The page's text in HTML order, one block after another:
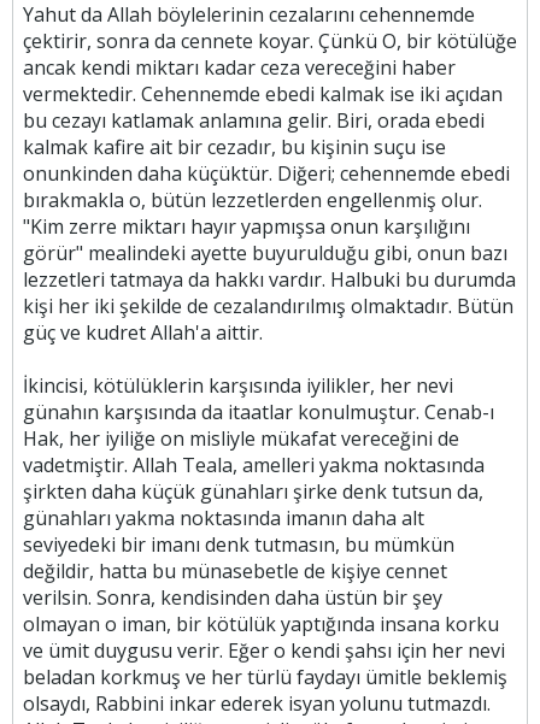
Yahut da Allah böylelerinin cezalarını cehennemde
çektirir, sonra da cennete koyar. Çünkü O, bir kötülüğe
ancak kendi miktarı kadar ceza vereceğini haber
vermektedir. Cehennemde ebedi kalmak ise iki açıdan
bu cezayı katlamak anlamına gelir. Biri, orada ebedi
kalmak kafire ait bir cezadır, bu kişinin suçu ise
onunkinden daha küçüktür. Diğeri; cehennemde ebedi
bırakmakla o, bütün lezzetlerden engellenmiş olur.
"Kim zerre miktarı hayır yapmışsa onun karşılığını
görür" mealindeki ayette buyurulduğu gibi, onun bazı
lezzetleri tatmaya da hakkı vardır. Halbuki bu durumda
kişi her iki şekilde de cezalandırılmış olmaktadır. Bütün
güç ve kudret Allah'a aittir.
İkincisi, kötülüklerin karşısında iyilikler, her nevi
günahın karşısında da itaatlar konulmuştur. Cenab-ı
Hak, her iyiliğe on misliyle mükafat vereceğini de
vadetmiştir. Allah Teala, amelleri yakma noktasında
şirkten daha küçük günahları şirke denk tutsun da,
günahları yakma noktasında imanın daha alt
seviyedeki bir imanı denk tutmasın, bu mümkün
değildir, hatta bu münasebetle de kişiye cennet
verilsin. Sonra, kendisinden daha üstün bir şey
olmayan o iman, bir kötülük yaptığında insana korku
ve ümit duygusu verir. Eğer o kendi şahsı için her nevi
beladan korkmuş ve her türlü faydayı ümitle beklemiş
olsaydı, Rabbini inkar ederek isyan yolunu tutmazdı.